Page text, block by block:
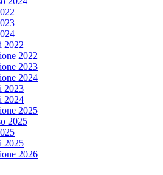
2022
2022
2023
2024
2023
2024
2025
2025
2025
2026